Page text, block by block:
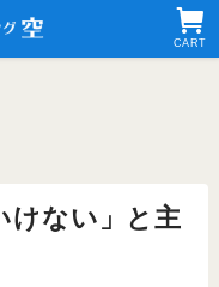
CART
けない」と主